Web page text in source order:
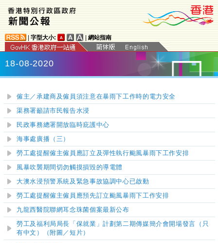
字型大小: 網站指南
18-08-2020
僱主／承建商及僱員須注意在暴雨下工作時的電力安全
渠務署籲請市民報告水浸
民政事務總署開放臨時庇護中心
海事處廣播（三）
勞工處提醒僱主僱員應訂立及彈性執行颱風暴雨下工作安排
風暴吹襲期間切勿觸摸損毀的導電體
大澳水浸預警系統及緊急事故協調中心已啟動
勞工處提醒僱主僱員應預先訂立颱風暴雨下工作安排
九龍西醫院聯網耳念珠菌個案最新公布
勞工及福利局局長「保就業」計劃第二期傳媒簡介會開場發言（只
有中文）（附圖／短片）